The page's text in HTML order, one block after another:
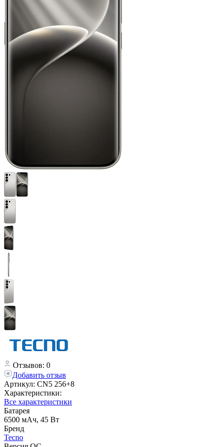
Отзывов: 0
Добавить отзыв
Артикул: CN5 256+8
Характеристики:
Все характеристики
Батарея
6500 мАч, 45 Вт
Бренд
Tecno